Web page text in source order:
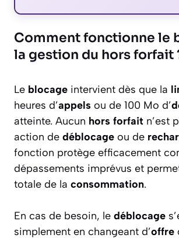
Comment fonctionne le
la gestion du hors forfait
Le blocage intervient dès que la
heures d’appels ou de 100 Mo d’
atteinte. Aucun hors forfait n’est
action de déblocage ou de
fonction protège efficacement
dépassements imprévus et
totale de la consommation.
En cas de besoin, le déblocage
simplement en changeant d’offre